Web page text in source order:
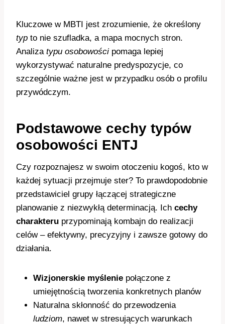
Kluczowe w MBTI jest zrozumienie, że określony
typ to nie szufladka, a mapa mocnych stron.
Analiza typu osobowości pomaga lepiej
wykorzystywać naturalne predyspozycje, co
szczególnie ważne jest w przypadku osób o profilu
przywódczym.
Podstawowe cechy typów
osobowości ENTJ
Czy rozpoznajesz w swoim otoczeniu kogoś, kto w
każdej sytuacji przejmuje ster? To prawdopodobnie
przedstawiciel grupy łączącej strategiczne
planowanie z niezwykłą determinacją. Ich cechy
charakteru przypominają kombajn do realizacji
celów – efektywny, precyzyjny i zawsze gotowy do
działania.
Wizjonerskie myślenie połączone z
umiejętnością tworzenia konkretnych planów
Naturalna skłonność do przewodzenia
ludziom, nawet w stresujących warunkach